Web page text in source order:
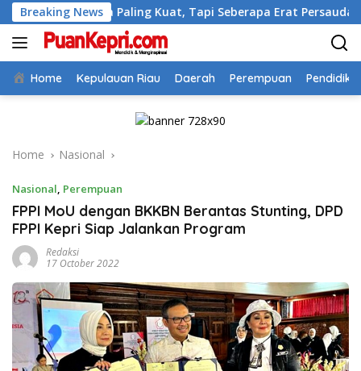
Skip
to
content
Breaking News
Paling Kuat, Tapi Seberapa Erat Persaudaraan Kita
Home Kepulauan Riau Daerah Perempuan
Home Nasional
Nasional, Perempuan
FPPI MoU dengan BKKBN Berantas Stunting, DPD
FPPI Kepri Siap Jalankan Program
Redaksi
17 October 2022